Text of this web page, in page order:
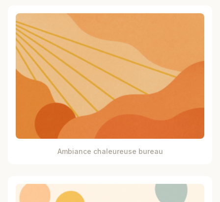
Ambiance chaleureuse bureau